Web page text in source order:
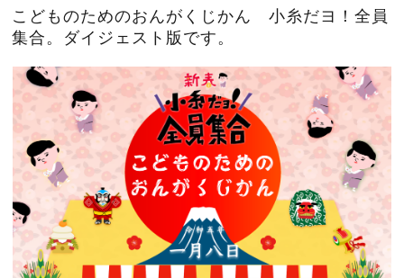
こどものためのおんがくじかん 小糸だヨ！全員
集合。ダイジェスト版です。